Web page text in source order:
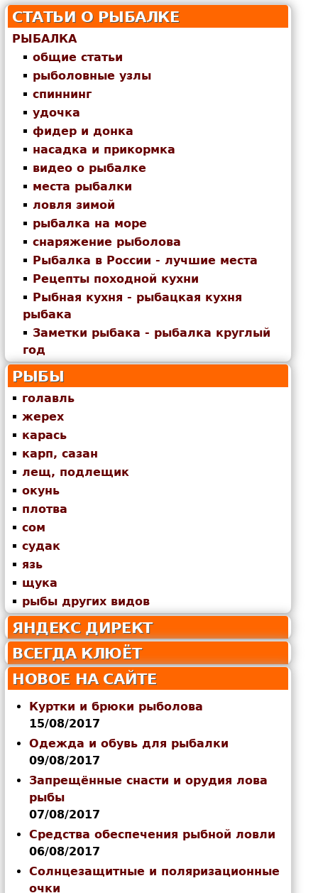
СТАТЬИ О РЫБАЛКЕ
РЫБАЛКА
общие статьи
рыболовные узлы
спиннинг
удочка
фидер и донка
насадка и прикормка
видео о рыбалке
места рыбалки
ловля зимой
рыбалка на море
снаряжение рыболова
Рыбалка в России - лучшие места
Рецепты походной кухни
Рыбная кухня - рыбацкая кухня
рыбака
Заметки рыбака - рыбалка круглый
год
РЫБЫ
голавль
жерех
карась
карп, сазан
лещ, подлещик
окунь
плотва
сом
судак
язь
щука
рыбы других видов
ЯНДЕКС ДИРЕКТ
ВСЕГДА КЛЮЁТ
НОВОЕ НА САЙТЕ
Куртки и брюки рыболова
15/08/2017
Одежда и обувь для рыбалки
09/08/2017
Запрещённые снасти и орудия лова
рыбы
07/08/2017
Средства обеспечения рыбной ловли
06/08/2017
Солнцезащитные и поляризационные
очки